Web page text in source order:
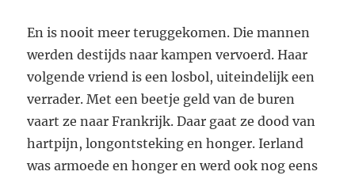
En is nooit meer teruggekomen. Die mannen
werden destijds naar kampen vervoerd. Haar
volgende vriend is een losbol, uiteindelijk een
verrader. Met een beetje geld van de buren
vaart ze naar Frankrijk. Daar gaat ze dood van
hartpijn, longontsteking en honger. Ierland
was armoede en honger en werd ook nog eens